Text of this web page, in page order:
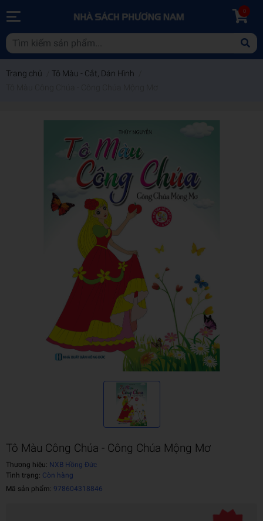
0
Trang chủ Tô Màu - Cắt, Dán Hình
Tô Màu Công Chúa - Công Chúa Mộng Mơ
Thương hiệu: NXB Hồng Đức
Tình trạng: Còn hàng
Mã sản phẩm: 978604318846